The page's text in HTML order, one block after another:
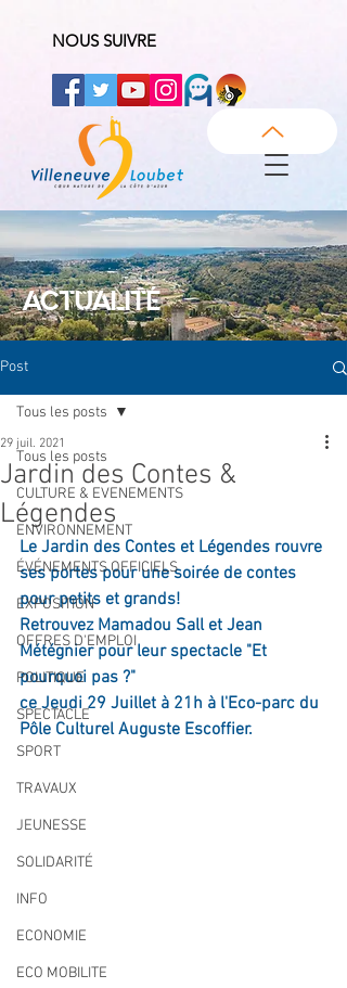
NOUS SUIVRE
ACTUALITÉ
Post
Tous les posts
CULTURE & EVENEMENTS
ENVIRONNEMENT
ÉVÉNEMENTS OFFICIELS
EXPOSITION
OFFRES D'EMPLOI
POLITIQUE
SPECTACLE
SPORT
TRAVAUX
JEUNESSE
SOLIDARITÉ
INFO
ECONOMIE
ECO MOBILITE
Tous les posts
Jardin des Contes &
Légendes
29 juil. 2021
Le Jardin des Contes et Légendes rouvre
ses portes pour une soirée de contes
pour petits et grands!
Retrouvez Mamadou Sall et Jean
Métégnier pour leur spectacle "Et
pourquoi pas ?"
ce Jeudi 29 Juillet à 21h à l'Eco-parc du
Pôle Culturel Auguste Escoffier.